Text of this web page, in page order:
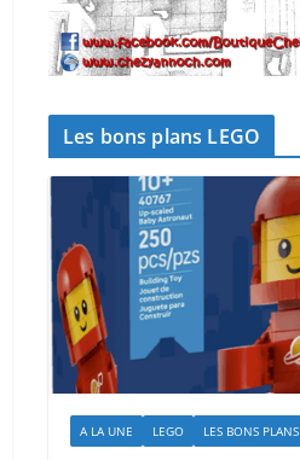
Les bons plans LEGO
A LA UNE LEGO LES BONS PLANS